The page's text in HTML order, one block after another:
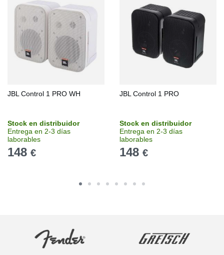
JBL Control 1 PRO WH
Stock en distribuidor
Entrega en 2-3 días
laborables
148 €
JBL Control 1 PRO
Stock en distribuidor
Entrega en 2-3 días
laborables
148 €